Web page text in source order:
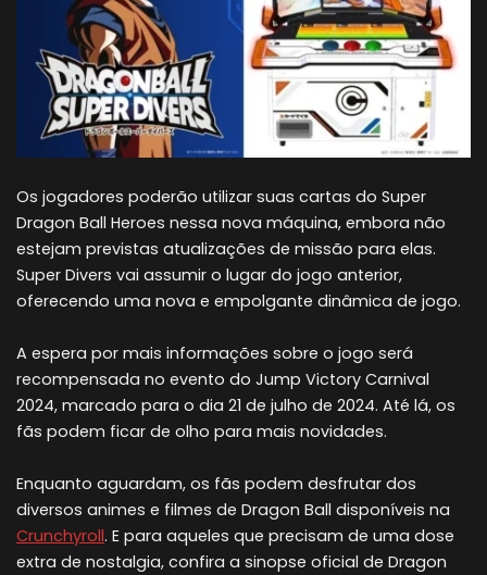
Os jogadores poderão utilizar suas cartas do Super
Dragon Ball Heroes nessa nova máquina, embora não
estejam previstas atualizações de missão para elas.
Super Divers vai assumir o lugar do jogo anterior,
oferecendo uma nova e empolgante dinâmica de jogo.
A espera por mais informações sobre o jogo será
recompensada no evento do Jump Victory Carnival
2024, marcado para o dia 21 de julho de 2024. Até lá, os
fãs podem ficar de olho para mais novidades.
Enquanto aguardam, os fãs podem desfrutar dos
diversos animes e filmes de Dragon Ball disponíveis na
Crunchyroll. E para aqueles que precisam de uma dose
extra de nostalgia, confira a sinopse oficial de Dragon